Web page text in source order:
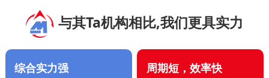
与其Ta机构相比,我们更具实力
综合实力强 周期短，效率快